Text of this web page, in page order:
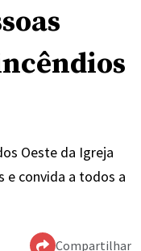
Oeste da Igreja
e convida a todos a
Compartilhar